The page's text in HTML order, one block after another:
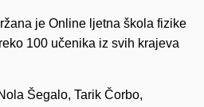
je Online ljetna škola fizike
100 učenika iz svih krajeva
Šegalo, Tarik Čorbo,